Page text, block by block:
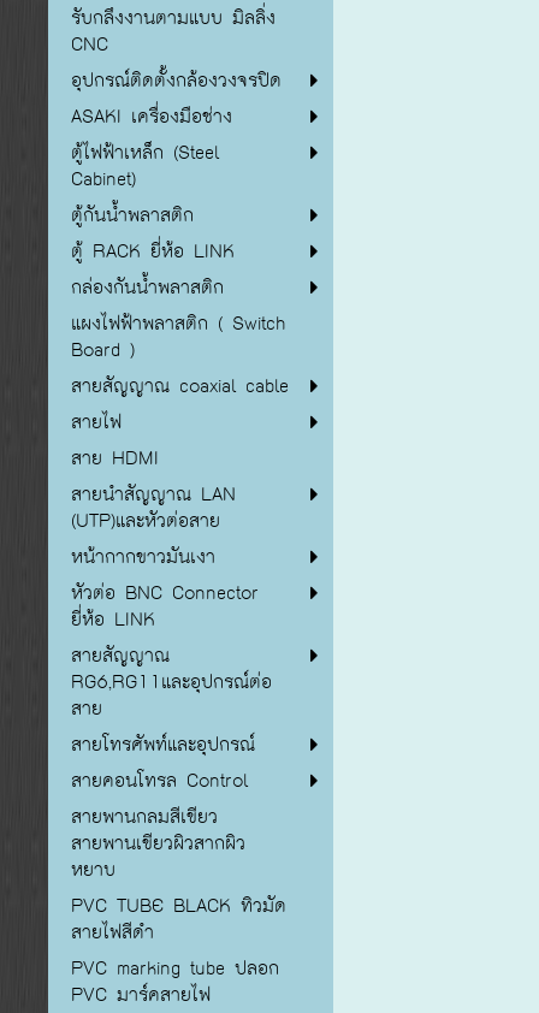
รับกลึงงานตามแบบ มิลลิ่ง
CNC
อุปกรณ์ติดตั้งกล้องวงจรปิด
ASAKI เครื่องมือช่าง
ตู้ไฟฟ้าเหล็ก (Steel
Cabinet)
ตู้กันน้ำพลาสติก
ตู้ RACK ยี่ห้อ LINK
กล่องกันน้ำพลาสติก
แผงไฟฟ้าพลาสติก ( Switch
Board )
สายสัญญาณ coaxial cable
สายไฟ
สาย HDMI
สายนำสัญญาณ LAN
(UTP)และหัวต่อสาย
หน้ากากขาวมันเงา
หัวต่อ BNC Connector
ยี่ห้อ LINK
สายสัญญาณ
RG6,RG11และอุปกรณ์ต่อ
สาย
สายโทรศัพท์และอุปกรณ์
สายคอนโทรล Control
สายพานกลมสีเขียว
สายพานเขียวผิวสากผิว
หยาบ
PVC TUBE BLACK ทิวมัด
สายไฟสีดำ
PVC marking tube ปลอก
PVC มาร์คสายไฟ